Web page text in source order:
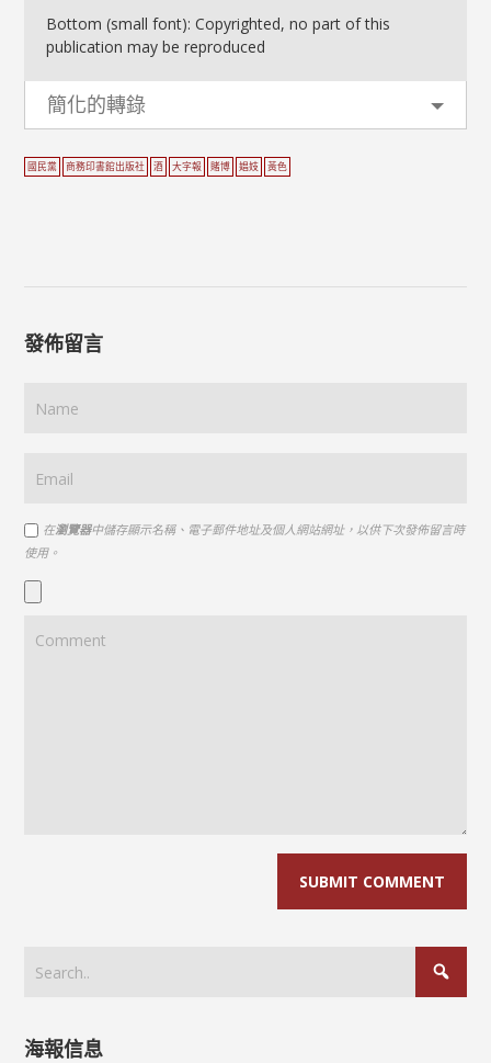
Bottom (small font): Copyrighted, no part of this
publication may be reproduced
簡化的轉錄
國民黨 商務印書館出版社 酒 大字報 賭博 娼妓 黃色
發佈留言
在瀏覽器中儲存顯示名稱、電子郵件地址及個人網站網址，以供下次發佈留言時
使用。
海報信息